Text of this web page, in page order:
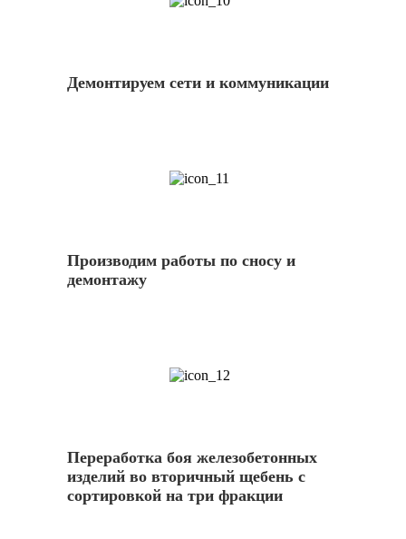
Демонтируем сети и коммуникации
Производим работы по сносу и
демонтажу
Переработка боя железобетонных
изделий во вторичный щебень с
сортировкой на три фракции